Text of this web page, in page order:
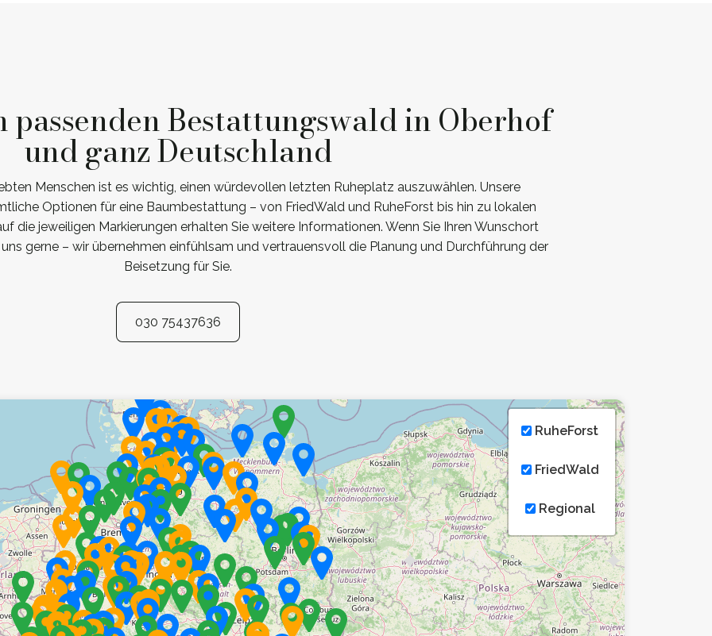
passenden Bestattungswald in Oberhof
und ganz Deutschland
Menschen ist es wichtig, einen würdevollen letzten Ruheplatz auszuwählen. Unsere
Optionen für eine Baumbestattung – von FriedWald und RuheForst bis hin zu lokalen
die jeweiligen Markierungen erhalten Sie weitere Informationen. Wenn Sie Ihren Wunschort
gerne – wir übernehmen einfühlsam und vertrauensvoll die Planung und Durchführung der
Beisetzung für Sie.
030 75437636
RuheForst
FriedWald
Regional